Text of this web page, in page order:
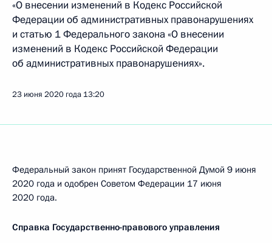
«О внесении изменений в Кодекс Российской
Федерации об административных правонарушениях
и статью 1 Федерального закона «О внесении
изменений в Кодекс Российской Федерации
об административных правонарушениях».
23 июня 2020 года 13:20
Федеральный закон принят Государственной Думой 9 июня
2020 года и одобрен Советом Федерации 17 июня
2020 года.
Справка Государственно-правового управления